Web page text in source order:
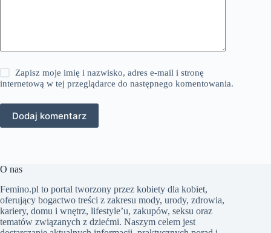
Zapisz moje imię i nazwisko, adres e-mail i stronę
internetową w tej przeglądarce do następnego komentowania.
Dodaj komentarz
O nas
Femino.pl to portal tworzony przez kobiety dla kobiet,
oferujący bogactwo treści z zakresu mody, urody, zdrowia,
kariery, domu i wnętrz, lifestyle’u, zakupów, seksu oraz
tematów związanych z dziećmi. Naszym celem jest